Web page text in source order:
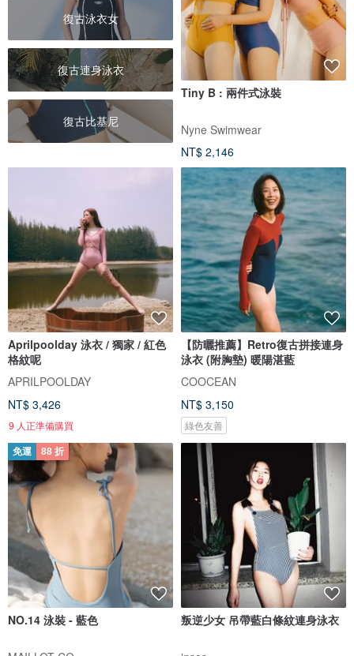
復古泳衣女
復古連身泳衣
復古比基尼
Tiny B : 兩件式泳裝
Nyne Swimwear
NT$ 2,146
Aprilpoolday 泳衣 / 獨家 / 紅色
格紋呢
APRILPOOLDAY
NT$ 3,426
9 人正準備購買
【防曬推薦】Retro復古拼接連身
泳衣 (附胸墊) 暖陽湛藍
COOCEAN
NT$ 3,150
綠色友善
免運 88 折
NO.14 泳裝 - 藍色 叛逆少女 吊帶藍白條紋連身泳衣